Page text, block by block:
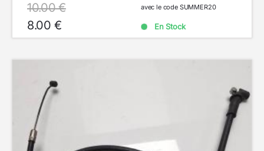
10.00 €
8.00 €
avec le code SUMMER20
En Stock